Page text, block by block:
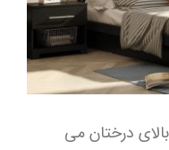
درختان می